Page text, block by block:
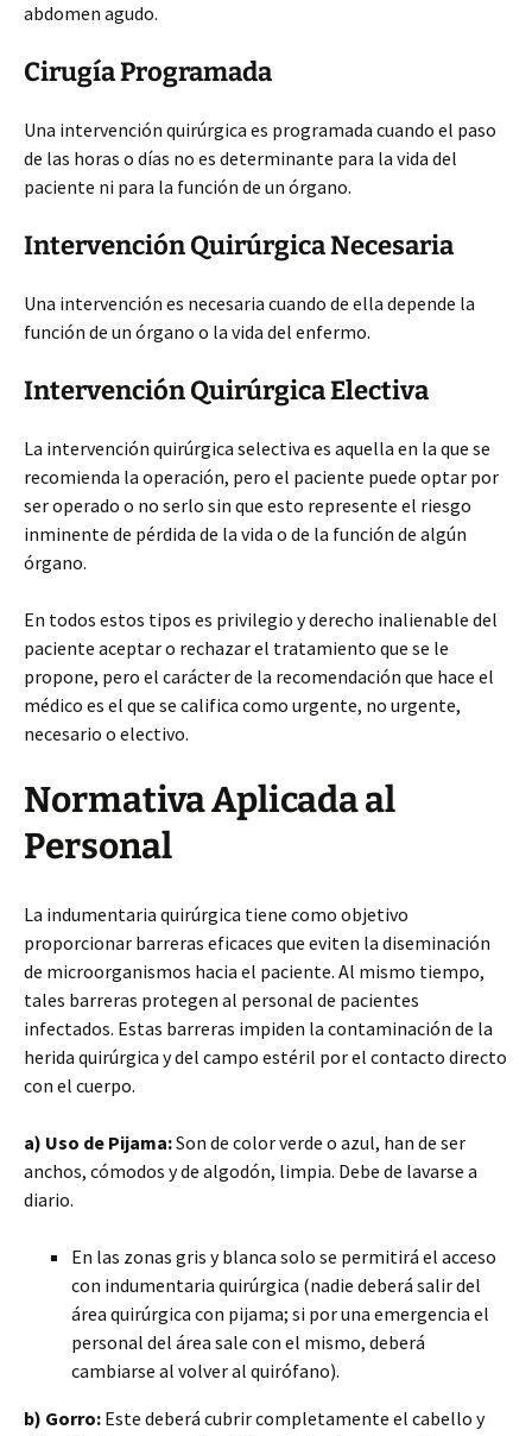
abdomen agudo.
Cirugía Programada
Una intervención quirúrgica es programada cuando el paso
de las horas o días no es determinante para la vida del
paciente ni para la función de un órgano.
Intervención Quirúrgica Necesaria
Una intervención es necesaria cuando de ella depende la
función de un órgano o la vida del enfermo.
Intervención Quirúrgica Electiva
La intervención quirúrgica selectiva es aquella en la que se
recomienda la operación, pero el paciente puede optar por
ser operado o no serlo sin que esto represente el riesgo
inminente de pérdida de la vida o de la función de algún
órgano.
En todos estos tipos es privilegio y derecho inalienable del
paciente aceptar o rechazar el tratamiento que se le
propone, pero el carácter de la recomendación que hace el
médico es el que se califica como urgente, no urgente,
necesario o electivo.
Normativa Aplicada al
Personal
La indumentaria quirúrgica tiene como objetivo
proporcionar barreras eficaces que eviten la diseminación
de microorganismos hacia el paciente. Al mismo tiempo,
tales barreras protegen al personal de pacientes
infectados. Estas barreras impiden la contaminación de la
herida quirúrgica y del campo estéril por el contacto directo
con el cuerpo.
a) Uso de Pijama:Son de color verde o azul, han de ser
anchos, cómodos y de algodón, limpia. Debe de lavarse a
diario.
En las zonas gris y blanca solo se permitirá el acceso
con indumentaria quirúrgica (nadie deberá salir del
área quirúrgica con pijama; si por una emergencia el
personal del área sale con el mismo, deberá
cambiarse al volver al quirófano).
b) Gorro: Este deberá cubrir completamente el cabello y